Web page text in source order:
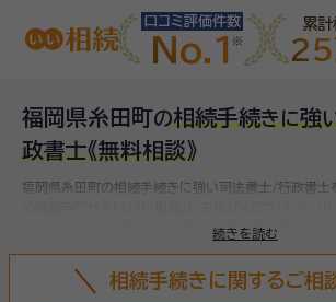
口コミ評価件数
No.1
累
25
福岡県糸田町の相続手続き に強
政書士《無料相談》
続きを読む
福岡県糸田町の相続手続きに強い司法書士/行政書士
糸田町(福岡県)で対応可能な相続手続
ぐために必要な手続きです。相続人・相続財産の確認、
割協議、相続財産の名義変更、相続税の申告・納税（相
相続手続きに関するご相